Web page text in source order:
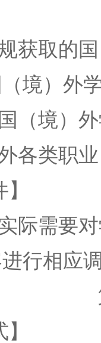
获取的
境）外
（境）
各类职
际需要
行相应